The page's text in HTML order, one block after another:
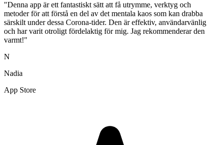
"Denna app är ett fantastiskt sätt att få utrymme, verktyg och
metoder för att förstå en del av det mentala kaos som kan drabba
särskilt under dessa Corona-tider. Den är effektiv, användarvänlig
och har varit otroligt fördelaktig för mig. Jag rekommenderar den
varmt!"
N
Nadia
App Store